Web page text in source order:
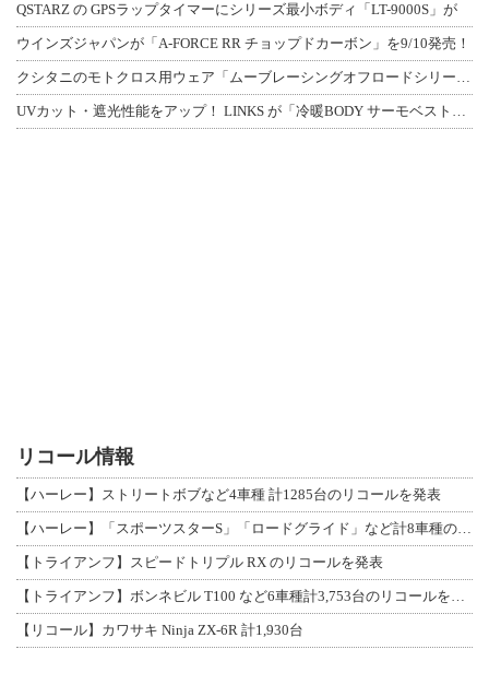
QSTARZ の GPSラップタイマーにシリーズ最小ボディ「LT-9000S」が
ウインズジャパンが「A-FORCE RR チョップドカーボン」を9/10発売！
クシタニのモトクロス用ウェア「ムーブレーシングオフロードシリーズ」3アイテムが登
UVカット・遮光性能をアップ！ LINKS が「冷暖BODY サーモベスト」改良
リコール情報
【ハーレー】ストリートボブなど4車種 計1285台のリコールを発表
【ハーレー】「スポーツスターS」「ロードグライド」など計8車種のリコールを発表
【トライアンフ】スピードトリプル RX のリコールを発表
【トライアンフ】ボンネビル T100 など6車種計3,753台のリコールを発表
【リコール】カワサキ Ninja ZX-6R 計1,930台